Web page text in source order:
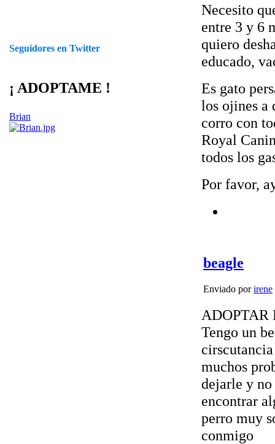
Seguidores en Twitter
¡ ADOPTAME !
Brian
Necesito
entre 3 y 6
quiero
educado,
Es gato
los ojines a
corro con
Royal
todos los
Por favor,
beagle
Enviado porirene
ADOPTAR
Tengo un
muchos
dejarle y no
encontrar
perro muy
conmigo